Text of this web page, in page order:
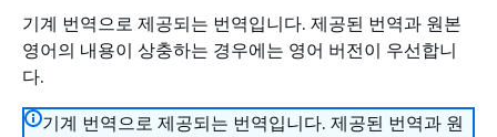
기계 번역으로 제공되는 번역입니다. 제공된 번역과 원본
영어의 내용이 상충하는 경우에는 영어 버전이 우선합니
다.
기계 번역으로 제공되는 번역입니다. 제공된 번역과 원